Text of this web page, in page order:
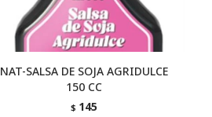
NAT-SALSA DE SOJA AGRIDULCE
150 CC
$ 145